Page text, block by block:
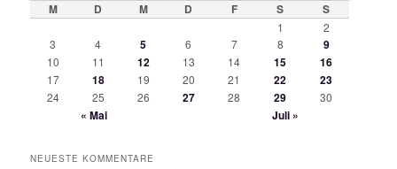
M D M D F S S
1
2
3
4 5 6 7 8 9
10 11 12 13 14 15 16
17 18 19 20 21 22 23
24 25 26 27 28 29 30
« Mai Juli »
NEUESTE KOMMENTARE